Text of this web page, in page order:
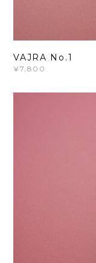
VAJRA No.1
¥7,800